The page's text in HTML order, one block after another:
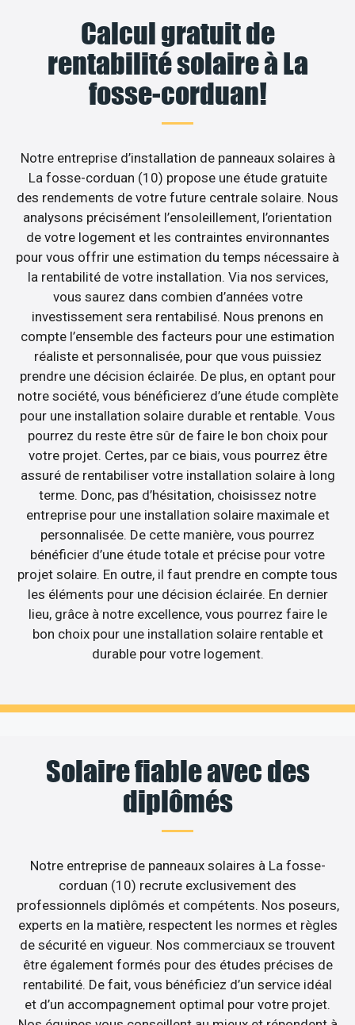
Calcul gratuit de
rentabilité solaire à La
fosse-corduan!
Notre entreprise d’installation de panneaux solaires à
La fosse-corduan (10) propose une étude gratuite
des rendements de votre future centrale solaire. Nous
analysons précisément l’ensoleillement, l’orientation
de votre logement et les contraintes environnantes
pour vous offrir une estimation du temps nécessaire à
la rentabilité de votre installation. Via nos services,
vous saurez dans combien d’années votre
investissement sera rentabilisé. Nous prenons en
compte l’ensemble des facteurs pour une estimation
réaliste et personnalisée, pour que vous puissiez
prendre une décision éclairée. De plus, en optant pour
notre société, vous bénéficierez d’une étude complète
pour une installation solaire durable et rentable. Vous
pourrez du reste être sûr de faire le bon choix pour
votre projet. Certes, par ce biais, vous pourrez être
assuré de rentabiliser votre installation solaire à long
terme. Donc, pas d’hésitation, choisissez notre
entreprise pour une installation solaire maximale et
personnalisée. De cette manière, vous pourrez
bénéficier d’une étude totale et précise pour votre
projet solaire. En outre, il faut prendre en compte tous
les éléments pour une décision éclairée. En dernier
lieu, grâce à notre excellence, vous pourrez faire le
bon choix pour une installation solaire rentable et
durable pour votre logement.
Solaire fiable avec des
diplômés
Notre entreprise de panneaux solaires à La fosse-
corduan (10) recrute exclusivement des
professionnels diplômés et compétents. Nos poseurs,
experts en la matière, respectent les normes et règles
de sécurité en vigueur. Nos commerciaux se trouvent
être également formés pour des études précises de
rentabilité. De fait, vous bénéficiez d’un service idéal
et d’un accompagnement optimal pour votre projet.